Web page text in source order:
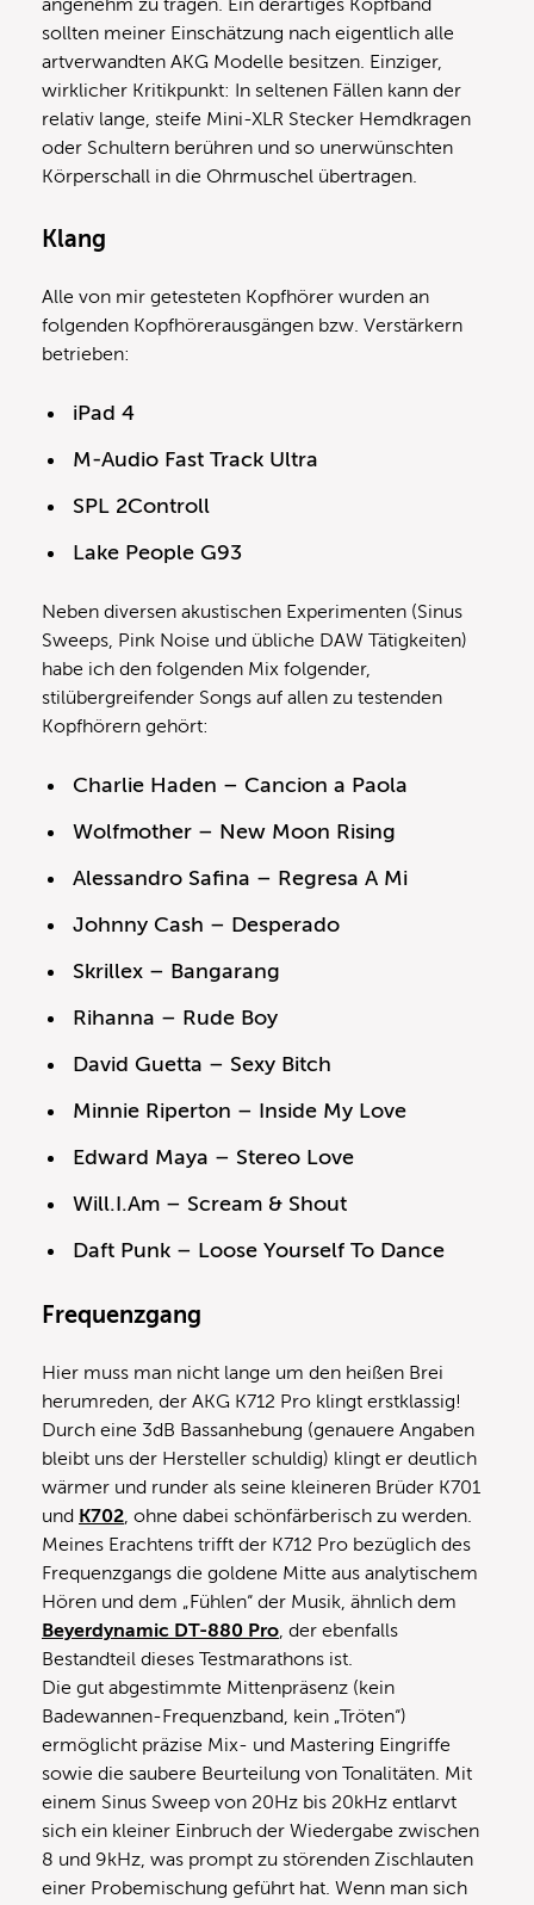
angenehm zu tragen. Ein derartiges Kopfband
sollten meiner Einschätzung nach eigentlich alle
artverwandten AKG Modelle besitzen. Einziger,
wirklicher Kritikpunkt: In seltenen Fällen kann der
relativ lange, steife Mini-XLR Stecker Hemdkragen
oder Schultern berühren und so unerwünschten
Körperschall in die Ohrmuschel übertragen.
Klang
Alle von mir getesteten Kopfhörer wurden an
folgenden Kopfhörerausgängen bzw. Verstärkern
betrieben:
iPad 4
M-Audio Fast Track Ultra
SPL 2Controll
Lake People G93
Neben diversen akustischen Experimenten (Sinus
Sweeps, Pink Noise und übliche DAW Tätigkeiten)
habe ich den folgenden Mix folgender,
stilübergreifender Songs auf allen zu testenden
Kopfhörern gehört:
Charlie Haden – Cancion a Paola
Wolfmother – New Moon Rising
Alessandro Safina – Regresa A Mi
Johnny Cash – Desperado
Skrillex – Bangarang
Rihanna – Rude Boy
David Guetta – Sexy Bitch
Minnie Riperton – Inside My Love
Edward Maya – Stereo Love
Will.I.Am – Scream & Shout
Daft Punk – Loose Yourself To Dance
Frequenzgang
Hier muss man nicht lange um den heißen Brei
herumreden, der AKG K712 Pro klingt erstklassig!
Durch eine 3dB Bassanhebung (genauere Angaben
bleibt uns der Hersteller schuldig) klingt er deutlich
wärmer und runder als seine kleineren Brüder K701
und K702, ohne dabei schönfärberisch zu werden.
Meines Erachtens trifft der K712 Pro bezüglich des
Frequenzgangs die goldene Mitte aus analytischem
Hören und dem „Fühlen“ der Musik, ähnlich dem
Beyerdynamic DT-880 Pro, der ebenfalls
Bestandteil dieses Testmarathons ist.
Die gut abgestimmte Mittenpräsenz (kein
Badewannen-Frequenzband, kein „Tröten“)
ermöglicht präzise Mix- und Mastering Eingriffe
sowie die saubere Beurteilung von Tonalitäten. Mit
einem Sinus Sweep von 20Hz bis 20kHz entlarvt
sich ein kleiner Einbruch der Wiedergabe zwischen
8 und 9kHz, was prompt zu störenden Zischlauten
einer Probemischung geführt hat. Wenn man sich